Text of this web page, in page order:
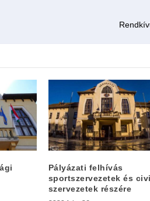
Pályázati felhívás
sportszervezetek és
szervezetek részére